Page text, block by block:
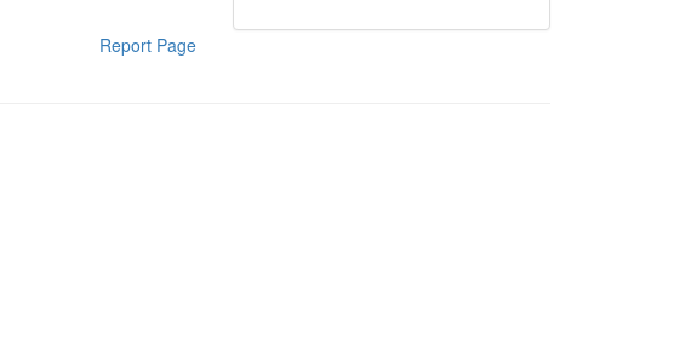
Report Page